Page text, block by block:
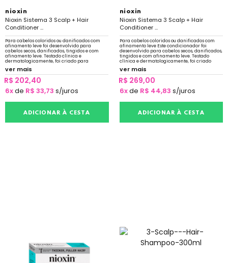
nioxin
Nioxin Sistema 3 Scalp + Hair
Conditioner ...
Para cabelos coloridos ou danificados com
afinamento leve foi desenvolvido para
cabelos secos, danificados, tingidos e com
afinamento leve. Testado clínica e
dermatologicamente, foi criado para
amplificar a textura do cabelo e fortalecer a
resiliência
ver mais
R$ 202,40
6xde R$ 33,73 s/juros
ADICIONAR À CESTA
nioxin
Nioxin Sistema 3 Scalp + Hair
Conditioner ...
Para cabelos coloridos ou danificados com
afinamento leve Este condicionador foi
desenvolvido para cabelos secos, danificados,
tingidos e com afinamento leve. Testado
clínica e dermatologicamente, foi criado
para amplificar a textura do cabelo
ver mais
R$ 269,00
6xde R$ 44,83 s/juros
ADICIONAR À CESTA